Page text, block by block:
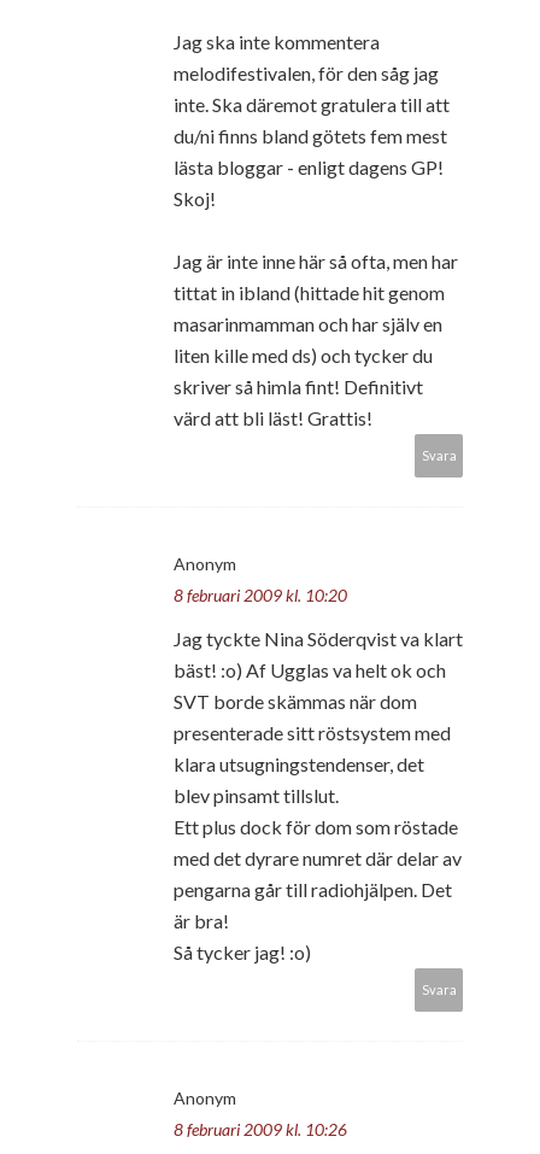
Jag ska inte kommentera
melodifestivalen, för den såg jag
inte. Ska däremot gratulera till att
du/ni finns bland götets fem mest
lästa bloggar - enligt dagens GP!
Skoj!
Jag är inte inne här så ofta, men har
tittat in ibland (hittade hit genom
masarinmamman och har själv en
liten kille med ds) och tycker du
skriver så himla fint! Definitivt
värd att bli läst! Grattis!
Svara
Anonym
8 februari 2009 kl. 10:20
Jag tyckte Nina Söderqvist va klart
bäst! :o) Af Ugglas va helt ok och
SVT borde skämmas när dom
presenterade sitt röstsystem med
klara utsugningstendenser, det
blev pinsamt tillslut.
Ett plus dock för dom som röstade
med det dyrare numret där delar av
pengarna går till radiohjälpen. Det
är bra!
Så tycker jag! :o)
Svara
Anonym
8 februari 2009 kl. 10:26